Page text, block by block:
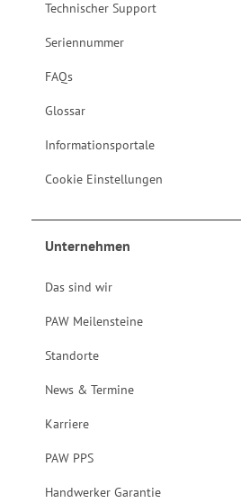
Technischer Support
Seriennummer
FAQs
Glossar
Informationsportale
Cookie Einstellungen
Unternehmen
Das sind wir
PAW Meilensteine
Standorte
News & Termine
Karriere
PAW PPS
Handwerker Garantie